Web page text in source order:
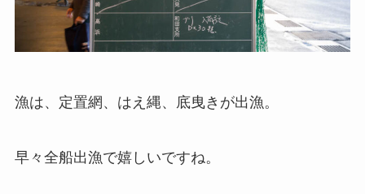
漁は、定置網、はえ縄、底曳きが出漁。
早々全船出漁で嬉しいですね。